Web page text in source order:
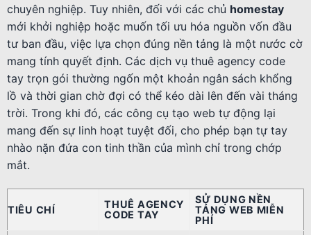
chuyên nghiệp. Tuy nhiên, đối với các chủ homestay
mới khởi nghiệp hoặc muốn tối ưu hóa nguồn vốn đầu
tư ban đầu, việc lựa chọn đúng nền tảng là một nước cờ
mang tính quyết định. Các dịch vụ thuê agency code
tay trọn gói thường ngốn một khoản ngân sách khổng
lồ và thời gian chờ đợi có thể kéo dài lên đến vài tháng
trời. Trong khi đó, các công cụ tạo web tự động lại
mang đến sự linh hoạt tuyệt đối, cho phép bạn tự tay
nhào nặn đứa con tinh thần của mình chỉ trong chớp
mắt.
TIÊU CHÍ
THUÊ AGENCY
CODE TAY
SỬ DỤNG NỀN
TẢNG WEB MIỄN
PHÍ